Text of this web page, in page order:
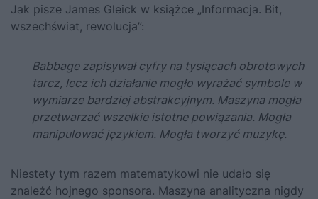
Jak pisze James Gleick w książce „Informacja. Bit,
wszechświat, rewolucja”:
Babbage zapisywał cyfry na tysiącach obrotowych
tarcz, lecz ich działanie mogło wyrażać symbole w
wymiarze bardziej abstrakcyjnym. Maszyna mogła
przetwarzać wszelkie istotne powiązania. Mogła
manipulować językiem. Mogła tworzyć muzykę.
Niestety tym razem matematykowi nie udało się
znaleźć hojnego sponsora. Maszyna analityczna nigdy